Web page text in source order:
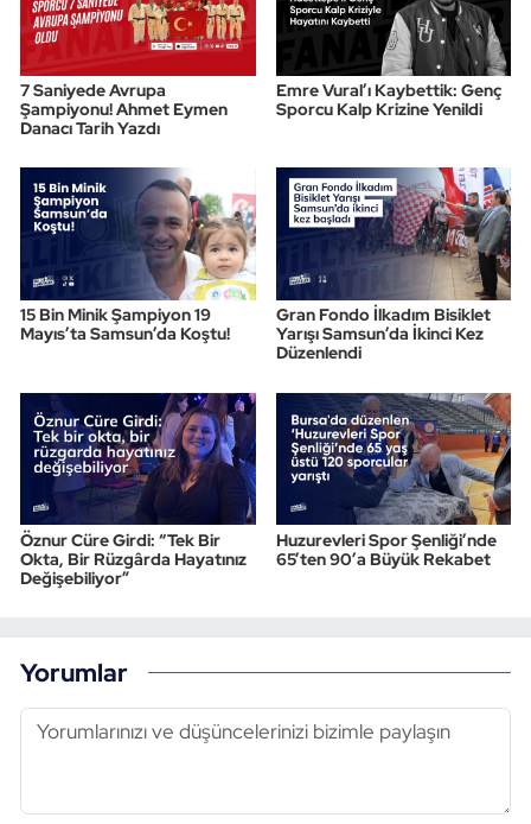
7 Saniyede Avrupa
Şampiyonu! Ahmet Eymen
Danacı Tarih Yazdı
Emre Vural’ı Kaybettik: Genç
Sporcu Kalp Krizine Yenildi
15 Bin Minik Şampiyon 19
Mayıs’ta Samsun’da Koştu!
Gran Fondo İlkadım Bisiklet
Yarışı Samsun’da İkinci Kez
Düzenlendi
Öznur Cüre Girdi: “Tek Bir
Okta, Bir Rüzgârda Hayatınız
Değişebiliyor”
Huzurevleri Spor Şenliği’nde
65’ten 90’a Büyük Rekabet
Yorumlar